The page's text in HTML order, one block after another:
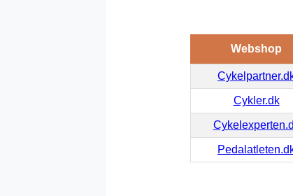
Webshop
Cykler.dk